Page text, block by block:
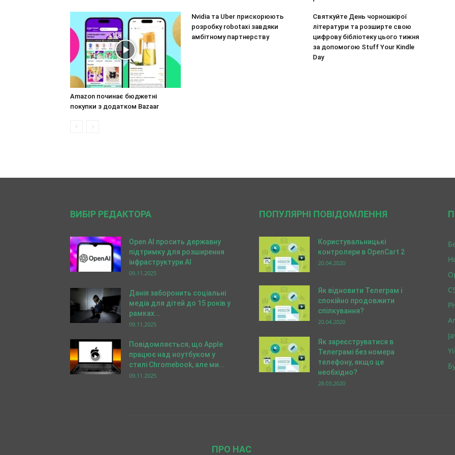
Amazon починає бюджетні
покупки з додатком Bazaar
Nvidia та Uber прискорюють
розробку robotaxi завдяки
амбітному партнерству
Святкуйте День чорношкірої
літератури та розширте свою
цифрову бібліотеку цього тижня
за допомогою Stuff Your Kindle
Day
ВИБІР РЕДАКТОРА
Open AI просить державну
підтримку для розширення
інфраструктури AI
09.11.2025
Данія заборонить соціальні
медіа для дітей до 15 років у
рамках...
09.11.2025
Повідомляється, що Apple
працює над ноутбуком у
стилі Chromebook, але ми...
09.11.2025
ПОПУЛЯРНІ ПОВІДОМЛЕННЯ
Користувальницькі
контролери в OpenCart 2
20.04.2020
Як відновити Телеграм і
спокійно продовжити
спілкування?
20.04.2020
Як зареєструватися в
Телеграмі без номера
телефону, якщо це
необхідно?
28.03.2020
ПРО НАС